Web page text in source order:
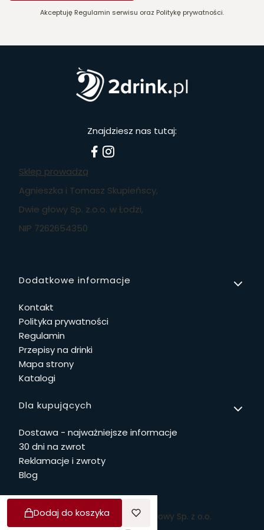
Akceptuję Regulamin serwisu oraz Politykę prywatności.
Znajdziesz nas tutaj:
Sklep prowadzą
Agnieszka i Tomasz Skupieńscy,
Dwie głowy Sp. z.o.o. w Łodzi,
NIP 7262654350
Linki w stopce
Dodatkowe informacje
Kontakt
Polityka prywatności
Regulamin
Przepisy na drinki
Mapa strony
Katalogi
Dla kupujących
Dostawa - najważniejsze informacje
30 dni na zwrot
Reklamacje i zwroty
Blog
© Copyright 2026 Dwie Głowy Sp. z o.o.
Dodaj do koszyka